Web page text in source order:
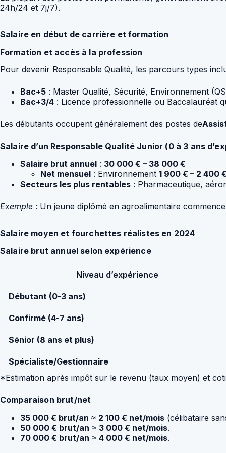
24h/24 et 7j/7).
Salaire en début de carrière et formation
Formation et accès à la profession
Pour devenir Responsable Qualité, les parcours types
Bac+5 : Master Qualité, Sécurité, Environnement
Bac+3/4 : Licence professionnelle ou Baccalauréat
Les débutants occupent généralement des postes de
Salaire d’un Responsable Qualité Junior (0 à 3 ans
Salaire brut annuel : 30 000 € – 38 000 €
Net mensuel : Environnement 1 900 € – 2 400
Secteurs les plus rentables : Pharmaceutique,
Exemple : Un jeune diplômé en agroalimentaire
Salaire moyen et fourchettes réalistes en 2024
Salaire brut annuel selon expérience
Niveau d’expérience
Débutant (0-3 ans)
Confirmé (4-7 ans)
Sénior (8 ans et plus)
Spécialiste/Gestionnaire
*Estimation après impôt sur le revenu (taux moyen) et
Comparaison brut/net
35 000 € brut/an ≈ 2 100 € net/mois (célibataire
50 000 € brut/an ≈ 3 000 € net/mois.
70 000 € brut/an ≈ 4 000 € net/mois.